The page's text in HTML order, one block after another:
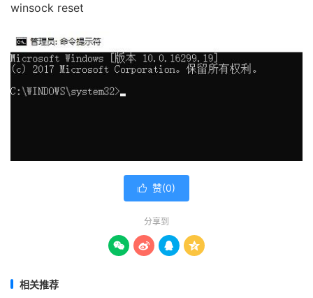
winsock reset
 赞(0)
分享到
   
相关推荐